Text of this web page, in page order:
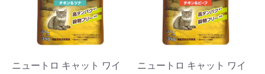
ニュートロ キャット ワイ
ニュートロ キャット ワイ